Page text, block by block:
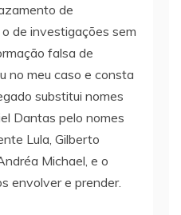
de
de investigações sem
falsa de
no meu caso e consta
substitui nomes
Dantas pelo nomes
Lula, Gilberto
Michael, e o
envolver e prender.